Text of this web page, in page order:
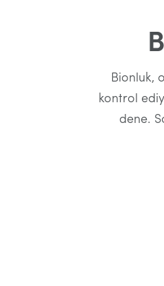
Bionluk,
kontrol
dene.